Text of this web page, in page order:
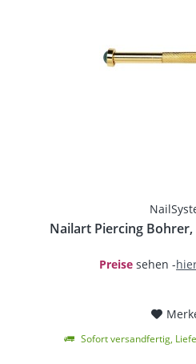
Nailart Piercing
Preise sehen -
Sofort versandfertig,